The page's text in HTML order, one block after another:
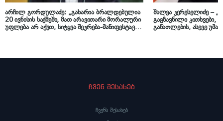
არჩილ გორდულაძე: „გახარია ბრალდებულია
20 ივნისის საქმეში, მათ არავითარი მორალური
უფლება არ აქვთ, სიტყვა შეკრება-მანიფესტაცია
უნდა გააკეთოს, რომ შეკრებისა და
შალვა კერესელიძე –
გაგზავნილი
განათლების, ასევე
ჩვენ შესახებ
ჩვენს შესახებ